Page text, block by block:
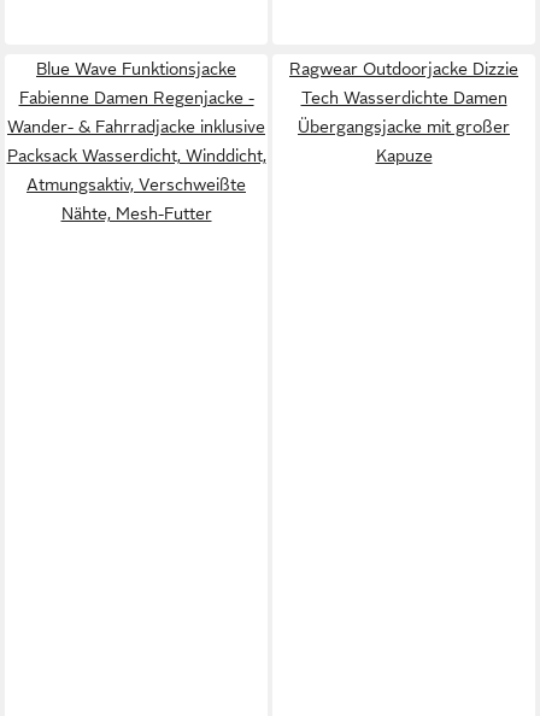
Blue Wave Funktionsjacke
Fabienne Damen Regenjacke -
Wander- & Fahrradjacke inklusive
Packsack Wasserdicht, Winddicht,
Atmungsaktiv, Verschweißte
Nähte, Mesh-Futter
Ragwear Outdoorjacke Dizzie
Tech Wasserdichte Damen
Übergangsjacke mit großer
Kapuze